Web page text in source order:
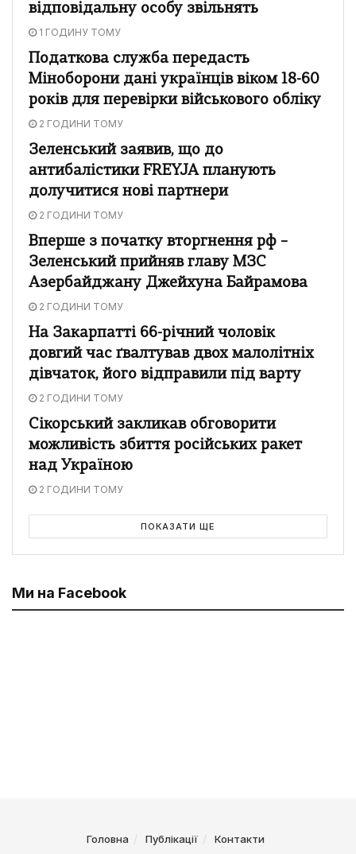
відповідальну особу звільнять
1 ГОДИНУ ТОМУ
Податкова служба передасть
Міноборони дані українців віком 18-60
років для перевірки військового обліку
2 ГОДИНИ ТОМУ
Зеленський заявив, що до
антибалістики FREYJA планують
долучитися нові партнери
2 ГОДИНИ ТОМУ
Вперше з початку вторгнення рф –
Зеленський прийняв главу МЗС
Азербайджану Джейхуна Байрамова
2 ГОДИНИ ТОМУ
На Закарпатті 66-річний чоловік
довгий час ґвалтував двох малолітніх
дівчаток, його відправили під варту
2 ГОДИНИ ТОМУ
Сікорський закликав обговорити
можливість збиття російських ракет
над Україною
2 ГОДИНИ ТОМУ
ПОКАЗАТИ ЩЕ
Ми на Facebook
Головна Публікації Контакти